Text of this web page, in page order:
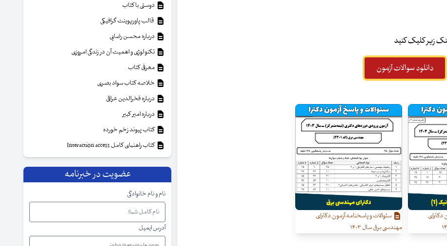
زیر کلیک کنید
دانلود سوالات آزمون
دکترای
سئوالات و پاسخنامه آزمون دکترای
مهندسی برق سال ۱۴۰۳
دوستی با کتاب
قالب پاورپوینت گرافیکی
درباره محسن رضایی
تکنولوژی و اهمیت آن در زندگی امروزی
معرفی کتاب
خلاصه کتاب سواد بصری
درباره فخرالدین عراقی
درباره امیر کبیر
کتاب پیوند زخم خورده
کتاب راهنمای کامل Interaction access
عضویت در خبرنامه
نام و نام خانوادگی
آدرس ایمیل